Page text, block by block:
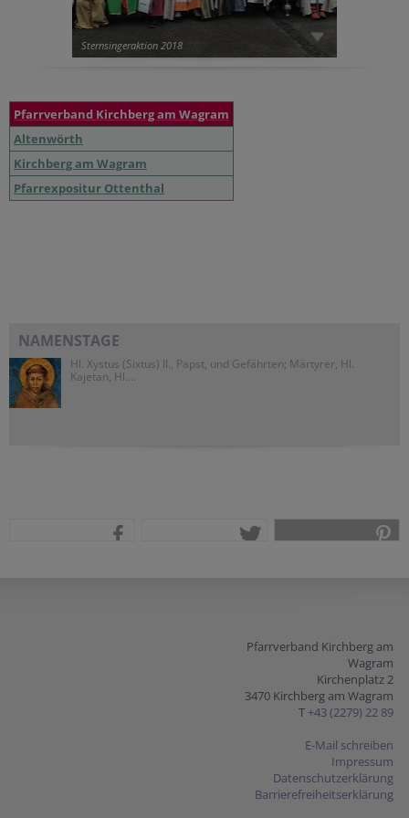
Sternsingeraktion 2018
Pfarrverband Kirchberg am Wagram
Altenwörth
Kirchberg am Wagram
Pfarrexpositur Ottenthal
NAMENSTAGE
Hl. Xystus (Sixtus) II., Papst, und Gefährten; Märtyrer, Hl.
Kajetan, Hl....
Pfarrverband Kirchberg am
Wagram
Kirchenplatz 2
3470 Kirchberg am Wagram
T +43 (2279) 22 89
E-Mail schreiben
Impressum
Datenschutzerklärung
Barrierefreiheitserklärung